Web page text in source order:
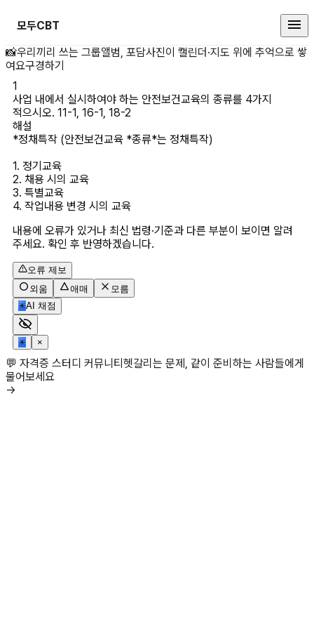
모두CBT
사업 내에서 실시하여야 하는 안
📸우리끼리 쓰는 그룹앨범, 포담사진이 캘린더·지도 위에 추억으로 쌓
여요구경하기
1
사업 내에서 실시하여야 하는 안전보건교육의 종류를 4가지
적으시오. 11-1, 16-1, 18-2
해설
*정채특작 (안전보건교육 *종류*는 정채특작)
1. 정기교육
2. 채용 시의 교육
3. 특별교육
4. 작업내용 변경 시의 교육
내용에 오류가 있거나 최신 법령·기준과 다른 부분이 보이면 알려
주세요. 확인 후 반영하겠습니다.
오류 제보
외움
애매
모름
✳AI 채점
✳ ×
💬 자격증 스터디 커뮤니티헷갈리는 문제, 같이 준비하는 사람들에게
물어보세요
→